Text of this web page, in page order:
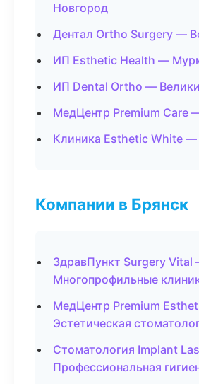
Новгород
Дентал Ortho Surgery —
ИП Esthetic Health —
ИП Dental Ortho —
МедЦентр Premium Care
Клиника Esthetic White
Компании в Брянск
ЗдравПункт Surgery Vital
Многопрофильные
МедЦентр Premium
Эстетическая
Стоматология Implant
Профессиональная